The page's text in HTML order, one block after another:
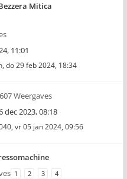
Mitica
11:01
, do 29 feb 2024, 18:34
Weergaves
dec 2023, 08:18
, vr 05 jan 2024, 09:56
1 2 3 4